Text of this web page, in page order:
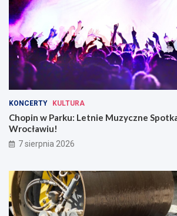
KONCERTY KULTURA
Chopin w Parku: Letnie Muzyczne
Wrocławiu!
7 sierpnia 2026